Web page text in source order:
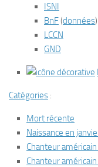
ISNI
BnF(données)
LCCN
GND
Catégories :
Mort récente
Naissance en
Chanteur
Chanteur